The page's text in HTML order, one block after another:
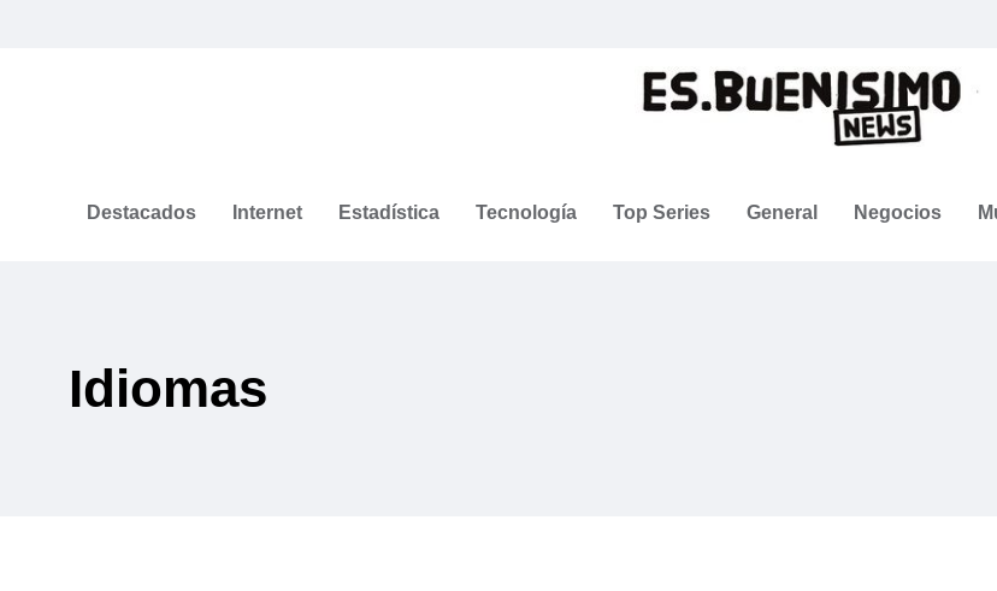
Destacados Internet Estadística Tecnología Top Series General Negocios
Idiomas